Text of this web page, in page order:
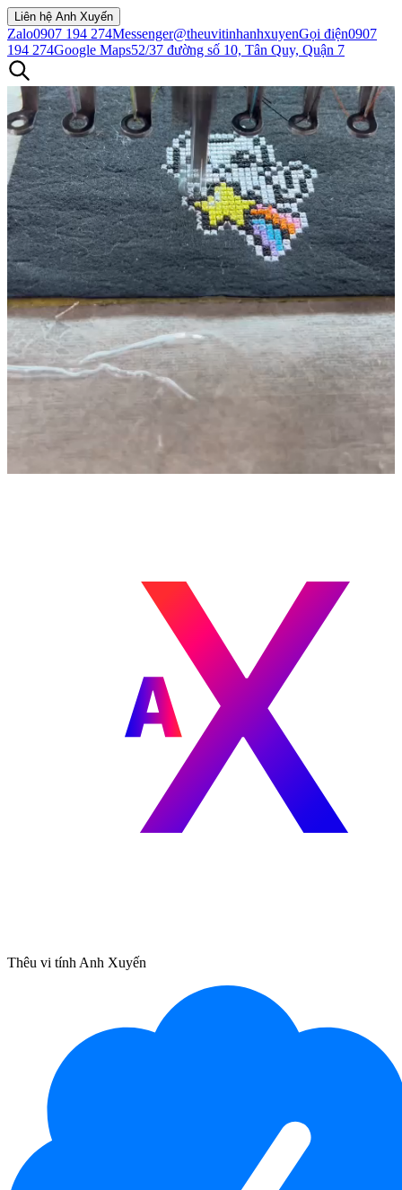
Liên hệ Anh Xuyến
Zalo0907 194 274Messenger@theuvitinhanhxuyenGọi điện0907
194 274Google Maps52/37 đường số 10, Tân Quy, Quận 7
Thêu vi tính Anh Xuyến